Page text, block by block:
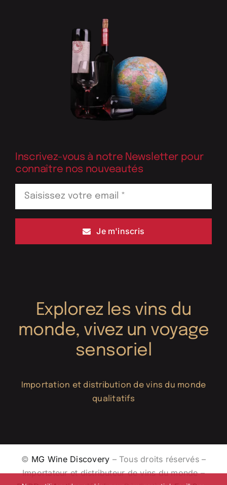
Inscrivez-vous à notre Newsletter pour
connaître nos nouveautés
Je m'inscris
Explorez les vins du
monde, vivez un voyage
sensoriel
Importation et distribution de vins du monde
qualitatifs
© MG Wine Discovery – Tous droits réservés –
Importateur et distributeur de vins du monde –